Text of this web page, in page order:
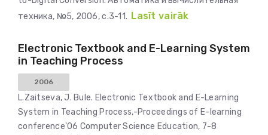
техника, №5, 2006, с.3-11. Lasīt vairāk
Electronic Textbook and E-Learning System
in Teaching Process
2006
L.Zaitseva, J. Bule. Electronic Textbook and E-Learning
System in Teaching Process,-Proceedings of E-learning
conference'06 Computer Science Education, 7-8